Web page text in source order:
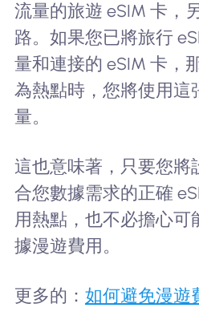
流量的旅遊 eSIM 卡，
路。如果您已將旅行
量和連接的 eSIM 卡，
為熱點時，您將使用這
量。
這也意味著，只要您將
合您數據需求的正確
用熱點，也不必擔心可
據漫遊費用。
更多的： 如何避免漫遊